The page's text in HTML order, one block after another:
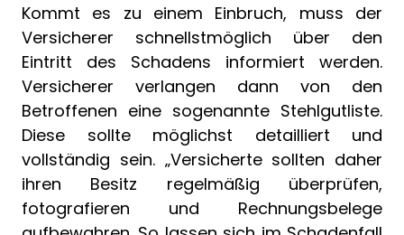
Kommt es zu einem Einbruch, muss der
Versicherer schnellstmöglich über den
Eintritt des Schadens informiert werden.
Versicherer verlangen dann von den
Betroffenen eine sogenannte Stehlgutliste.
Diese sollte möglichst detailliert und
vollständig sein. „Versicherte sollten daher
ihren Besitz regelmäßig überprüfen,
fotografieren und Rechnungsbelege